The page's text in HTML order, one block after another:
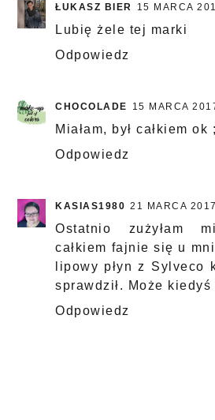
ŁUKASZ BIER 15 MARCA
Lubię żele tej marki
Odpowiedz
CHOCOLADE 15 MARCA
Miałam, był całkiem ok
Odpowiedz
KASIAS1980 21 MARCA
Ostatnio zużyłam
całkiem fajnie się u
lipowy płyn z Sylveco
sprawdził. Może
Odpowiedz